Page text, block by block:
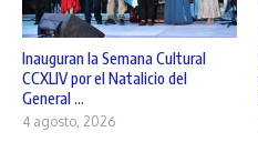
Inauguran la Semana Cultural
CCXLIV por el Natalicio del
General ...
4 agosto, 2026